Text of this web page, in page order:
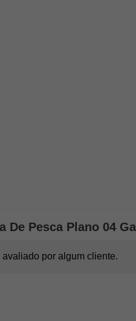
De Pesca Plano 04
por algum cliente.